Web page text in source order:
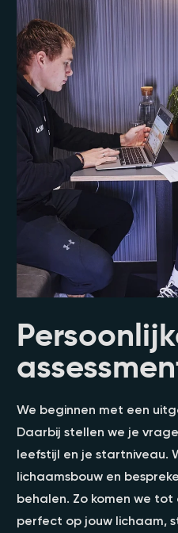
We beginnen met een
Daarbij stellen we je
leefstijl en je startniveau.
lichaamsbouw en
behalen. Zo komen we
perfect op jouw lichaam,